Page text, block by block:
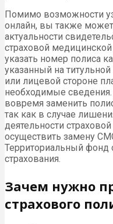
Помимо возможности
онлайн, вы также
актуальности
страховой
указать номер полиса
указанный на
или лицевой стороне
необходимые сведения.
вовремя заменить
так как в случае
деятельности
осуществить замену
Территориальный фонд
страхования.
Зачем нужно
страхового